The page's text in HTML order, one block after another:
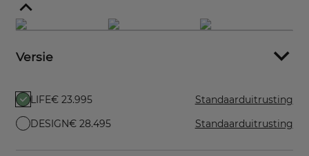
Versie
LIFE€ 23.995
Standaarduitrusting
DESIGN€ 28.495 Standaarduitrusting